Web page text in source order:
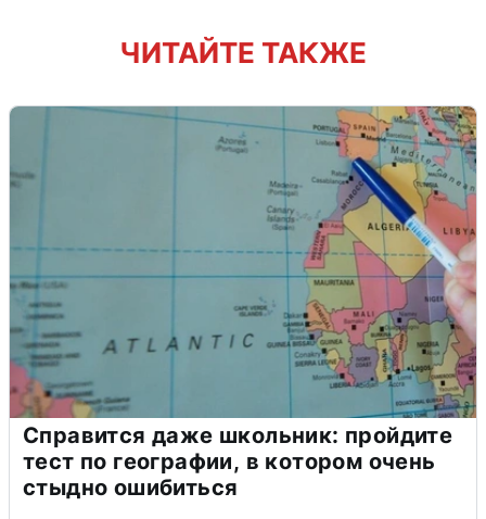
ЧИТАЙТЕ ТАКЖЕ
Справится даже школьник: пройдите
тест по географии, в котором очень
стыдно ошибиться